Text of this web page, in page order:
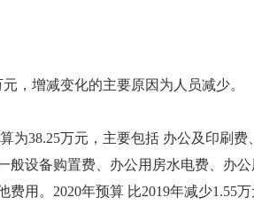
，增减变化的主要原因为人员减少。
为38.25万元，主要包括 办公及印刷
般设备购置费、办公用房水电费、办
用。2020年预算 比2019年减少1.55